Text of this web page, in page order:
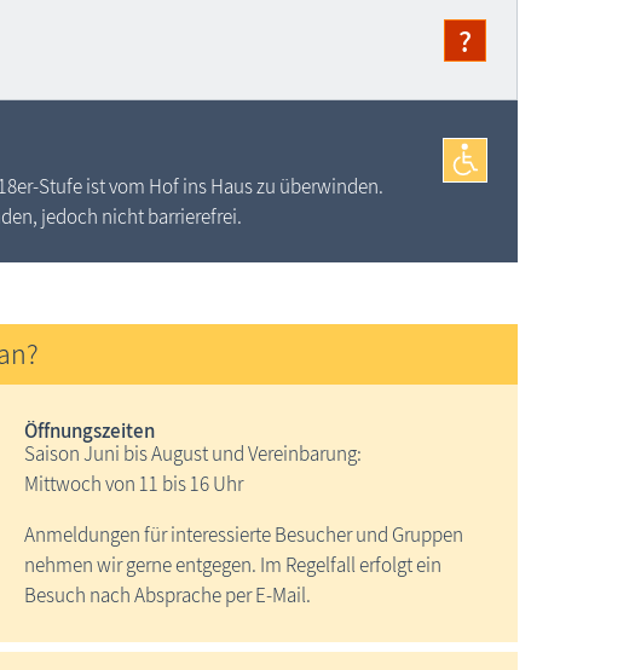
?
Stufe ist vom Hof ins Haus zu überwinden.
jedoch nicht barrierefrei.
Öffnungszeiten
Saison Juni bis August und Vereinbarung:
Mittwoch von 11 bis 16 Uhr
Anmeldungen für interessierte Besucher und Gruppen
nehmen wir gerne entgegen. Im Regelfall erfolgt ein
Besuch nach Absprache per E-Mail.